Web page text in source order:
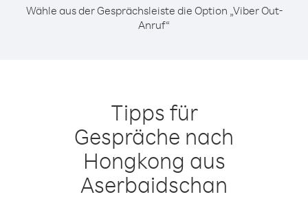
Wähle aus der Gesprächsleiste die Option „Viber Out-
Anruf“
Tipps für
Gespräche nach
Hongkong aus
Aserbaidschan